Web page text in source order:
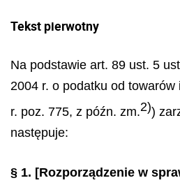
Tekst pierwotny
Na podstawie art. 89 ust. 5
2004 r. o podatku od towarów
r. poz. 775, z późn. zm.2))
następuje:
§ 1. [Rozporządzenie w